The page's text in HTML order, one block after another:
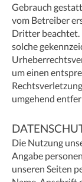
Gebrauch
vom Betreiber
Dritter beachtet.
solche
um einen
umgehend
Die Nutzung
Angabe
unseren Seiten